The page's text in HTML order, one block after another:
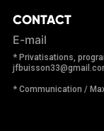
CONTACT
E-mail
* Privatisations,
* Communication /